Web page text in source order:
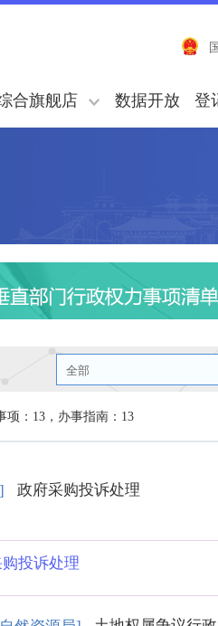
合旗舰店 数据开放 登
全部
项：13，办事指南：13
政府采购投诉处理
投诉处理